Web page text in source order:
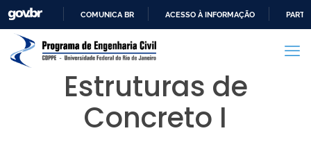
PARA
CONTEÚDO
COMUNICA BR ACESSO À INFORMAÇÃO
Estruturas de
Concreto I